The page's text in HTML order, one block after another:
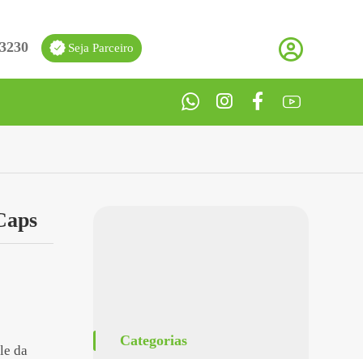
Seja Parceiro
da
Categorias